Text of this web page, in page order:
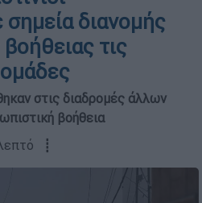
διανομής
τις
στις διαδρομές άλλων
βοήθεια
┋